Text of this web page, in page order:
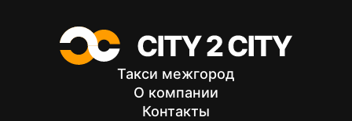
Такси межгород
О компании
Контакты